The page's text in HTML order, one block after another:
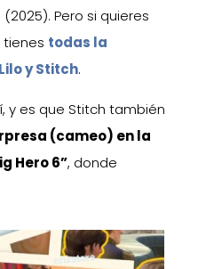
(2025). Pero si quieres
todas la
y Stitch.
y es que Stitch también
(cameo) en la
Hero 6”, donde